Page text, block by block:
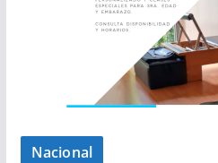
Nacional